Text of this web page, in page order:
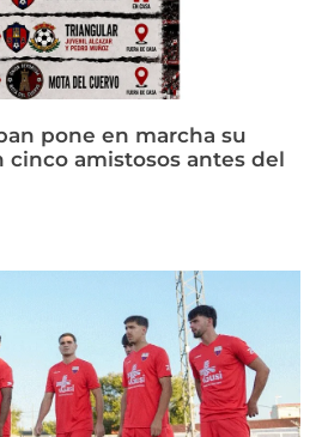
pone en marcha su
cinco amistosos antes del